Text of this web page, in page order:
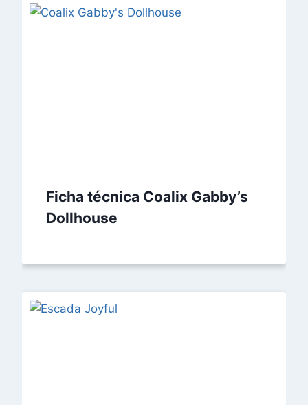
Ficha técnica Coalix Gabby’s
Dollhouse